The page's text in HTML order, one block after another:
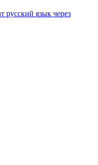
русский язык через